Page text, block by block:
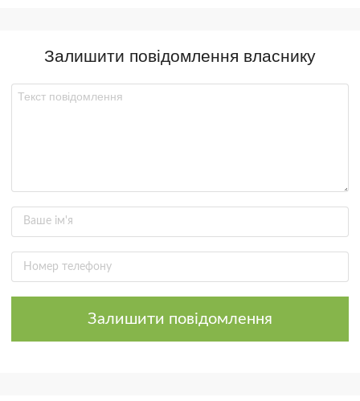
Залишити повідомлення власнику
Залишити повідомлення